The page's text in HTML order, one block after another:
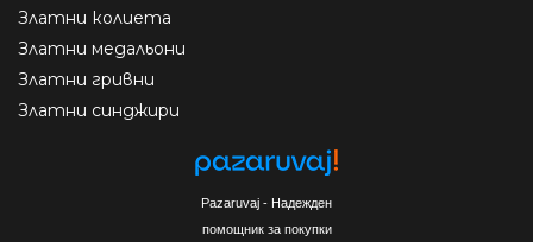
Златни колиета
Златни медальони
Златни гривни
Златни синджири
Pazaruvaj - Надежден
помощник за покупки